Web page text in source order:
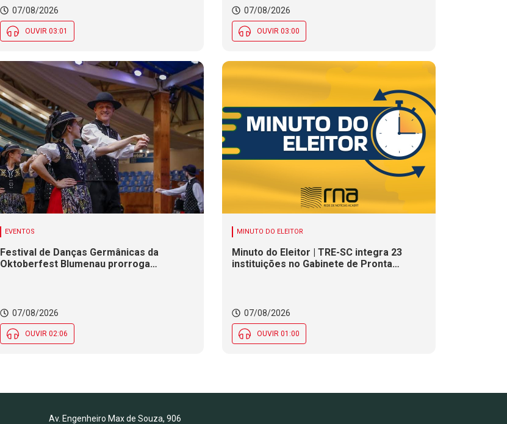
07/08/2026
OUVIR 03:01
07/08/2026
OUVIR 03:00
EVENTOS
Festival de Danças Germânicas da
Oktoberfest Blumenau prorroga
07/08/2026
OUVIR 02:06
MINUTO DO ELEITOR
Minuto do Eleitor | TRE-SC integra 23
instituições no Gabinete de Pronta
07/08/2026
OUVIR 01:00
Av. Engenheiro Max de Souza, 906